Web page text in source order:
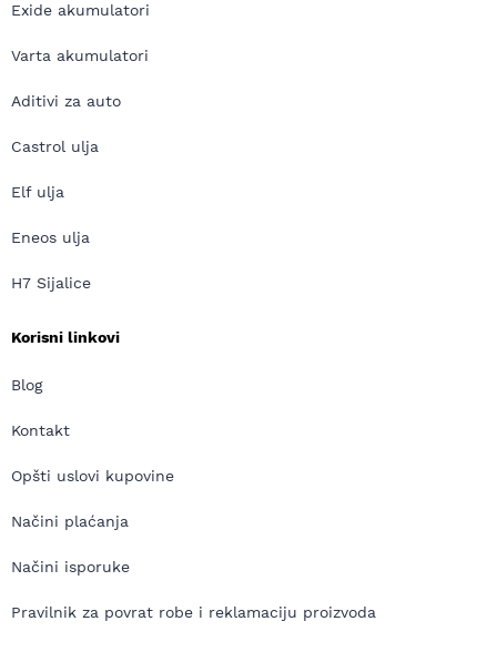
Exide akumulatori
Varta akumulatori
Aditivi za auto
Castrol ulja
Elf ulja
Eneos ulja
H7 Sijalice
Korisni linkovi
Blog
Kontakt
Opšti uslovi kupovine
Načini plaćanja
Načini isporuke
Pravilnik za povrat robe i reklamaciju proizvoda